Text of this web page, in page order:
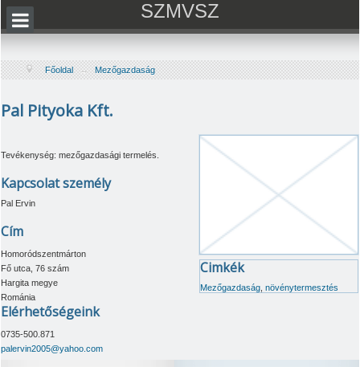
SZMVSZ
Főoldal → Mezőgazdaság
Pal Pityoka Kft.
Cimkék
Mezőgazdaság növénytermesztés
Tevékenység: mezőgazdasági termelés.
Kapcsolat személy
Pal Ervin
Cím
Homoródszentmárton
Fő utca, 76 szám
Hargita megye
Románia
Elérhetőségeink
0735-500.871
palervin2005@yahoo.com